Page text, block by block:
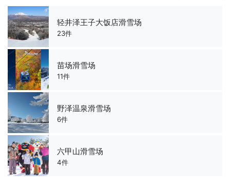
轻井泽王子大饭店滑雪场
23件
苗场滑雪场
11件
野泽温泉滑雪场
6件
六甲山滑雪场
4件